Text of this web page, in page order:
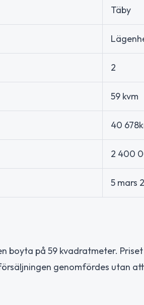
Täby
2
59 kvm
40
2 400
5 mars
boyta på 59 kvadratmeter.
genomfördes utan